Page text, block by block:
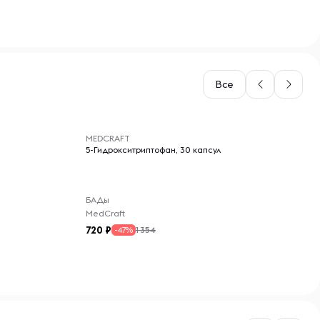
Все
MEDCRAFT
5-Гидрокситриптофан, 30 капсул
БАДы
MedCraft
720 -47% 1 354